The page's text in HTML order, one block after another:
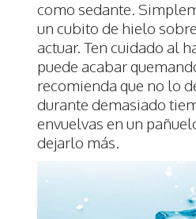
como sedante.
un cubito de hielo
actuar. Ten cuidado al
puede acabar
recomienda que no lo
durante demasiado
envuelvas en un
dejarlo más.